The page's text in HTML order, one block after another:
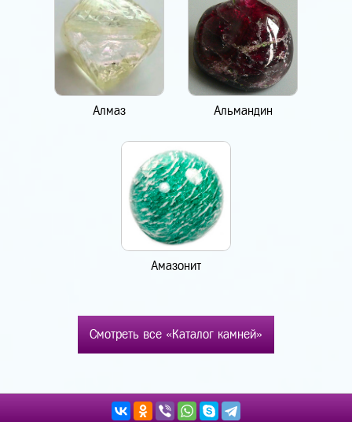
Алмаз Альмандин
Амазонит
Смотреть все «Каталог камней»